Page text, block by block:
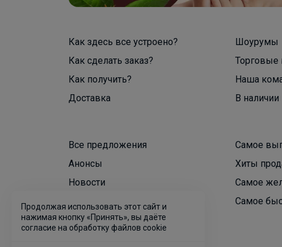
Как здесь все устроено?
Как сделать заказ?
Как получить?
Доставка
Шоурумы
Торговые
Наша
В наличии
Все предложения
Анонсы
Новости
Поддержка альпак
Самое
Хиты
Самое
Самое
Продолжая использовать этот сайт и
нажимая кнопку «Принять», вы даёте
согласие на обработку файлов cookie